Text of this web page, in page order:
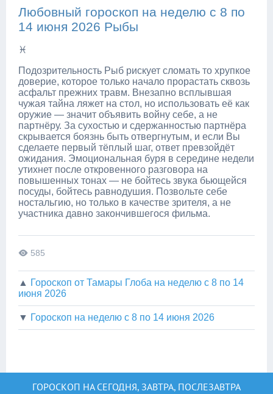
Любовный гороскоп на неделю с 8 по
14 июня 2026 Рыбы
♓
Подозрительность Рыб рискует сломать то хрупкое
доверие, которое только начало прорастать сквозь
асфальт прежних травм. Внезапно всплывшая
чужая тайна ляжет на стол, но использовать её как
оружие — значит объявить войну себе, а не
партнёру. За сухостью и сдержанностью партнёра
скрывается боязнь быть отвергнутым, и если Вы
сделаете первый тёплый шаг, ответ превзойдёт
ожидания. Эмоциональная буря в середине недели
утихнет после откровенного разговора на
повышенных тонах — не бойтесь звука бьющейся
посуды, бойтесь равнодушия. Позвольте себе
ностальгию, но только в качестве зрителя, а не
участника давно закончившегося фильма.
585
▲ Гороскоп от Тамары Глоба на неделю с 8 по 14
июня 2026
▼ Гороскоп на неделю с 8 по 14 июня 2026
ГОРОСКОП НА СЕГОДНЯ, ЗАВТРА, ПОСЛЕЗАВТРА